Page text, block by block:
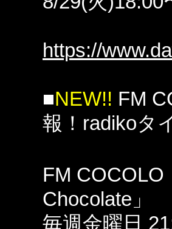
https://
■NEW!! FM
報！radikoタ
FM COCOLO
Chocolate」
毎週金曜日